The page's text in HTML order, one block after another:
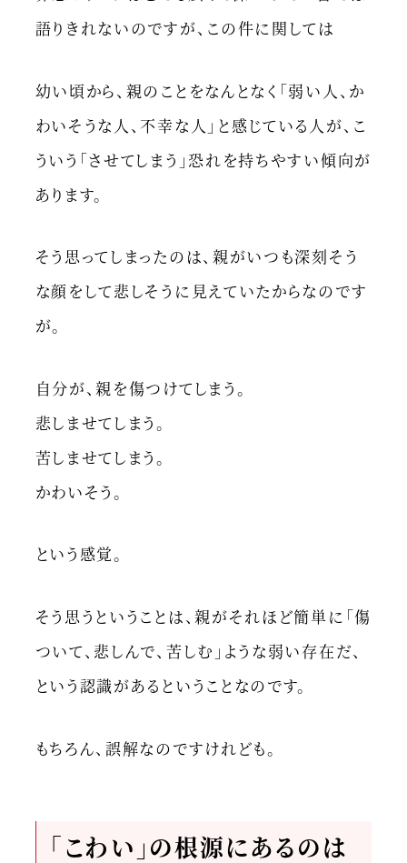
語りきれないのですが、この件に関しては
幼い頃から、親のことをなんとなく「弱い人、か
わいそうな人、不幸な人」と感じている人が、こ
ういう「させてしまう」恐れを持ちやすい傾向が
あります。
そう思ってしまったのは、親がいつも深刻そう
な顔をして悲しそうに見えていたからなのです
が。
自分が、親を傷つけてしまう。
悲しませてしまう。
苦しませてしまう。
かわいそう。
という感覚。
そう思うということは、親がそれほど簡単に「傷
ついて、悲しんで、苦しむ」ような弱い存在だ、
という認識があるということなのです。
もちろん、誤解なのですけれども。
「こわい」の根源にあるのは